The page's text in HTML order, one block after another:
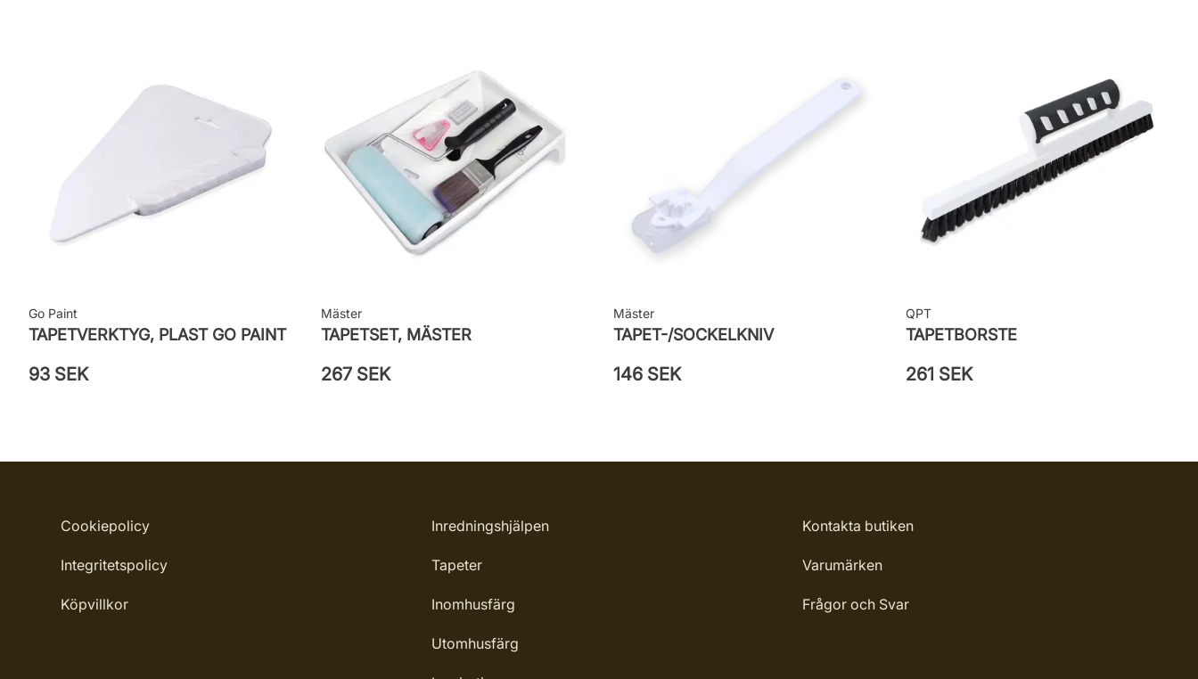
Leverantörens artikelnummer: 63014
Go Paint
TAPETVERKTYG, PLAST GO PAINT
93 SEK
Mäster
TAPETSET, MÄSTER
267 SEK
Mäster
TAPET-/SOCKELKNIV
146 SEK
QPT
TAPETBORSTE
261 SEK
Cookiepolicy
Integritetspolicy
Köpvillkor
Inredningshjälpen
Tapeter
Inomhusfärg
Utomhusfärg
Kontakta butiken
Varumärken
Frågor och Svar